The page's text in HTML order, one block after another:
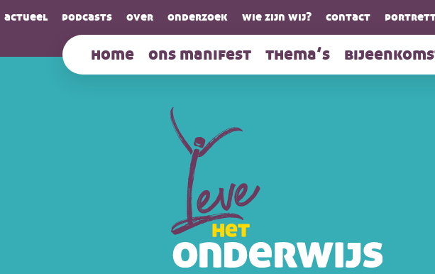
actueel podcasts over onderzoek wie zijn wij? contact
home ons manifest thema’s